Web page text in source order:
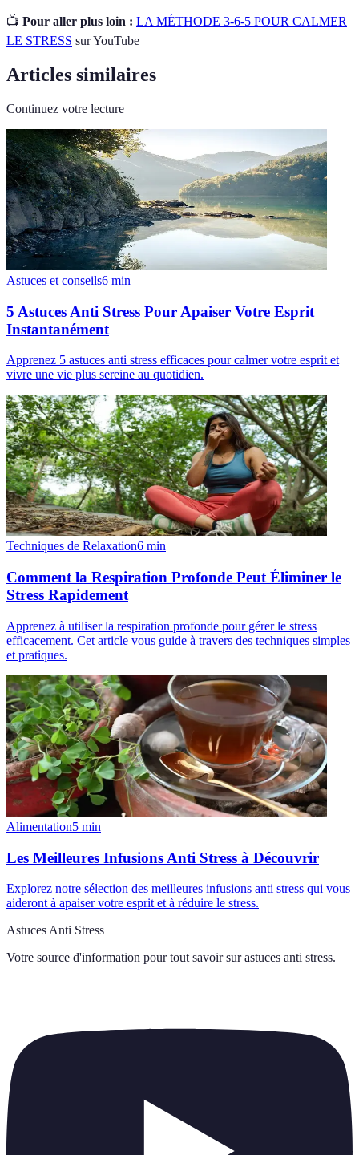
📺 Pour aller plus loin : LA MÉTHODE 3-6-5 POUR CALMER
LE STRESS sur YouTube
Articles similaires
Continuez votre lecture
Astuces et conseils6 min
5 Astuces Anti Stress Pour Apaiser Votre Esprit
Instantanément
Apprenez 5 astuces anti stress efficaces pour calmer votre esprit et
vivre une vie plus sereine au quotidien.
Techniques de Relaxation6 min
Comment la Respiration Profonde Peut Éliminer le
Stress Rapidement
Apprenez à utiliser la respiration profonde pour gérer le stress
efficacement. Cet article vous guide à travers des techniques simples
et pratiques.
Alimentation5 min
Les Meilleures Infusions Anti Stress à Découvrir
Explorez notre sélection des meilleures infusions anti stress qui vous
aideront à apaiser votre esprit et à réduire le stress.
Astuces Anti Stress
Votre source d'information pour tout savoir sur astuces anti stress.